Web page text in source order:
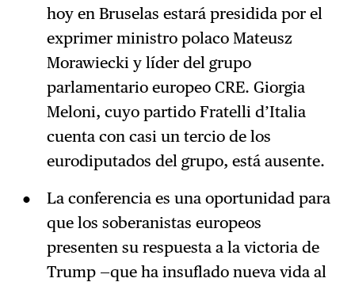
hoy en Bruselas estará presidida por el
exprimer ministro polaco Mateusz
Morawiecki y líder del grupo
parlamentario europeo CRE. Giorgia
Meloni, cuyo partido Fratelli d’Italia
cuenta con casi un tercio de los
eurodiputados del grupo, está ausente.
La conferencia es una oportunidad para
que los soberanistas europeos
presenten su respuesta a la victoria de
Trump —que ha insuflado nueva vida al